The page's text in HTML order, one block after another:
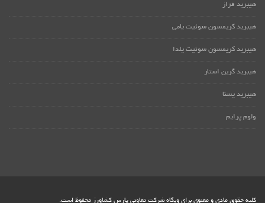
هیبرید فراز
هیبرید کریمسون سوئیت یامی
هیبرید کریمسون سوئیت یلدا
هیبرید گرین استار
هیبرید یسنا
ولوم پرایم
کلیه حقوق مادی و معنوی برای وبگاه شرکت تعاونی پارس کشاورز محفوظ است.